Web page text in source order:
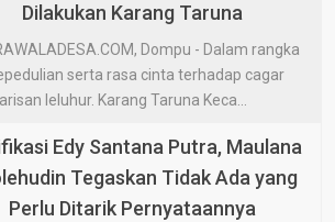
Dilakukan Karang Taruna
Dompu - Dalam rangka
serta rasa cinta terhadap cagar
leluhur. Karang Taruna Keca...
Edy Santana Putra, Maulana
Tegaskan Tidak Ada yang
Perlu Ditarik Pernyataannya